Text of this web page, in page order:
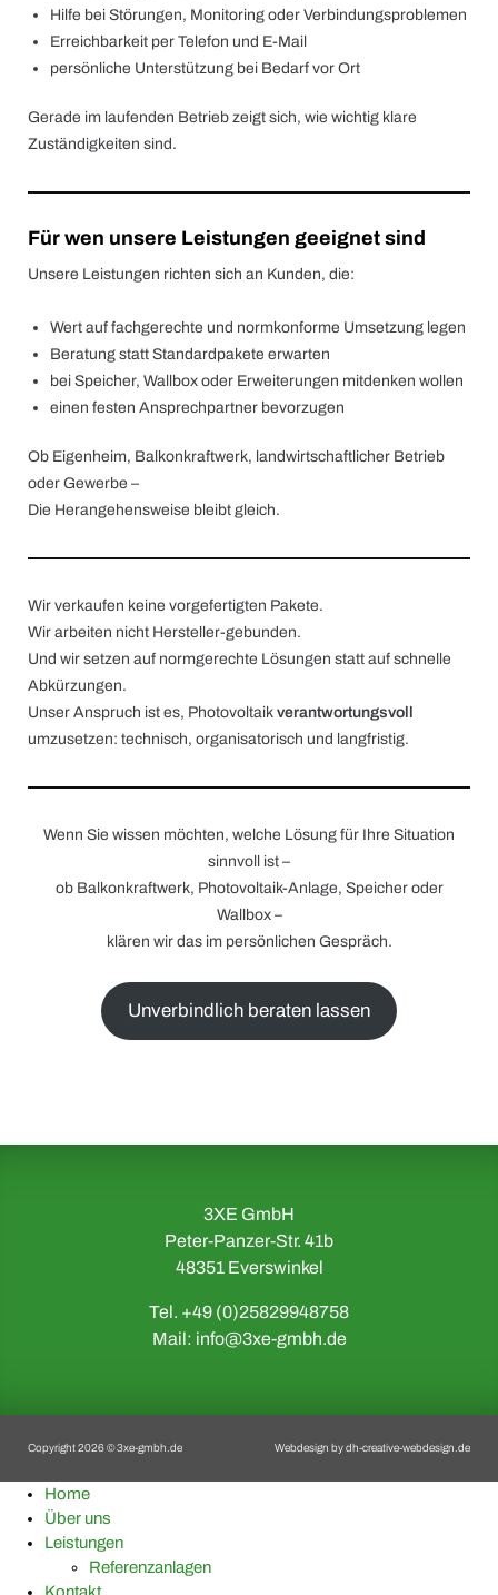
Hilfe bei Störungen, Monitoring oder Verbindungsproblemen
Erreichbarkeit per Telefon und E-Mail
persönliche Unterstützung bei Bedarf vor Ort
Gerade im laufenden Betrieb zeigt sich, wie wichtig klare
Zuständigkeiten sind.
Für wen unsere Leistungen geeignet sind
Unsere Leistungen richten sich an Kunden, die:
Wert auf fachgerechte und normkonforme Umsetzung legen
Beratung statt Standardpakete erwarten
bei Speicher, Wallbox oder Erweiterungen mitdenken wollen
einen festen Ansprechpartner bevorzugen
Ob Eigenheim, Balkonkraftwerk, landwirtschaftlicher Betrieb
oder Gewerbe –
Die Herangehensweise bleibt gleich.
Wir verkaufen keine vorgefertigten Pakete.
Wir arbeiten nicht Hersteller-gebunden.
Und wir setzen auf normgerechte Lösungen statt auf schnelle
Abkürzungen.
Unser Anspruch ist es, Photovoltaik verantwortungsvoll
umzusetzen: technisch, organisatorisch und langfristig.
Wenn Sie wissen möchten, welche Lösung für Ihre Situation
sinnvoll ist –
ob Balkonkraftwerk, Photovoltaik-Anlage, Speicher oder
Wallbox –
klären wir das im persönlichen Gespräch.
Unverbindlich beraten lassen
3XE GmbH
Peter-Panzer-Str. 41b
48351 Everswinkel
Tel. +49 (0)25829948758
Mail: info@3xe-gmbh.de
Copyright 2026 © 3xe-gmbh.de Webdesign bydh-creative-webdesign.de
Home
Über uns
Leistungen
Referenzanlagen
Kontakt